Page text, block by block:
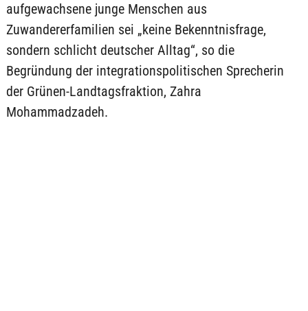
aufgewachsene junge Menschen aus
Zuwandererfamilien sei „keine Bekenntnisfrage,
sondern schlicht deutscher Alltag“, so die
Begründung der integrationspolitischen Sprecherin
der Grünen-Landtagsfraktion, Zahra
Mohammadzadeh.